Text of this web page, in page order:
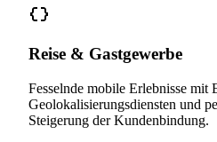
Reise & Gastgewerbe
Fesselnde mobile Erlebnisse mit
Geolokalisierungsdiensten und
Steigerung der Kundenbindung.